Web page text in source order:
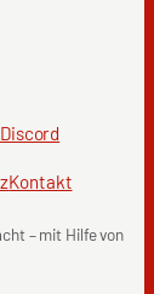
Kontakt
– mit Hilfe von